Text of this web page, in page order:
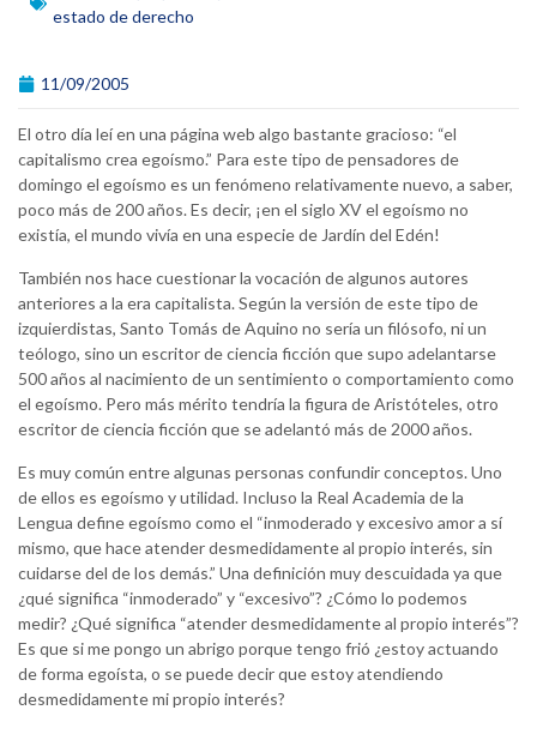
estado de derecho
11/09/2005
El otro día leí en una página web algo bastante gracioso: “el
capitalismo crea egoísmo.” Para este tipo de pensadores de
domingo el egoísmo es un fenómeno relativamente nuevo, a saber,
poco más de 200 años. Es decir, ¡en el siglo XV el egoísmo no
existía, el mundo vivía en una especie de Jardín del Edén!
También nos hace cuestionar la vocación de algunos autores
anteriores a la era capitalista. Según la versión de este tipo de
izquierdistas, Santo Tomás de Aquino no sería un filósofo, ni un
teólogo, sino un escritor de ciencia ficción que supo adelantarse
500 años al nacimiento de un sentimiento o comportamiento como
el egoísmo. Pero más mérito tendría la figura de Aristóteles, otro
escritor de ciencia ficción que se adelantó más de 2000 años.
Es muy común entre algunas personas confundir conceptos. Uno
de ellos es egoísmo y utilidad. Incluso la Real Academia de la
Lengua define egoísmo como el “inmoderado y excesivo amor a sí
mismo, que hace atender desmedidamente al propio interés, sin
cuidarse del de los demás.” Una definición muy descuidada ya que
¿qué significa “inmoderado” y “excesivo”? ¿Cómo lo podemos
medir? ¿Qué significa “atender desmedidamente al propio interés”?
Es que si me pongo un abrigo porque tengo frió ¿estoy actuando
de forma egoísta, o se puede decir que estoy atendiendo
desmedidamente mi propio interés?